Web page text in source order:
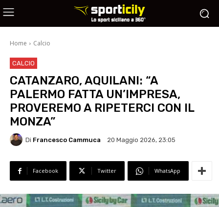
Home Calcio
CALCIO
CATANZARO, AQUILANI: “A
PALERMO FATTA UN’IMPRESA,
PROVEREMO A RIPETERCI CON IL
MONZA”
Di Francesco Cammuca 20 Maggio 2026, 23:05
Facebook Twitter WhatsApp